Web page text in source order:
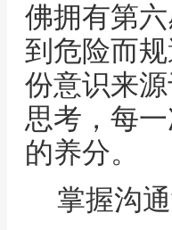
佛拥有第
到危险而
份意识来
思考，每
的养分。
掌握沟